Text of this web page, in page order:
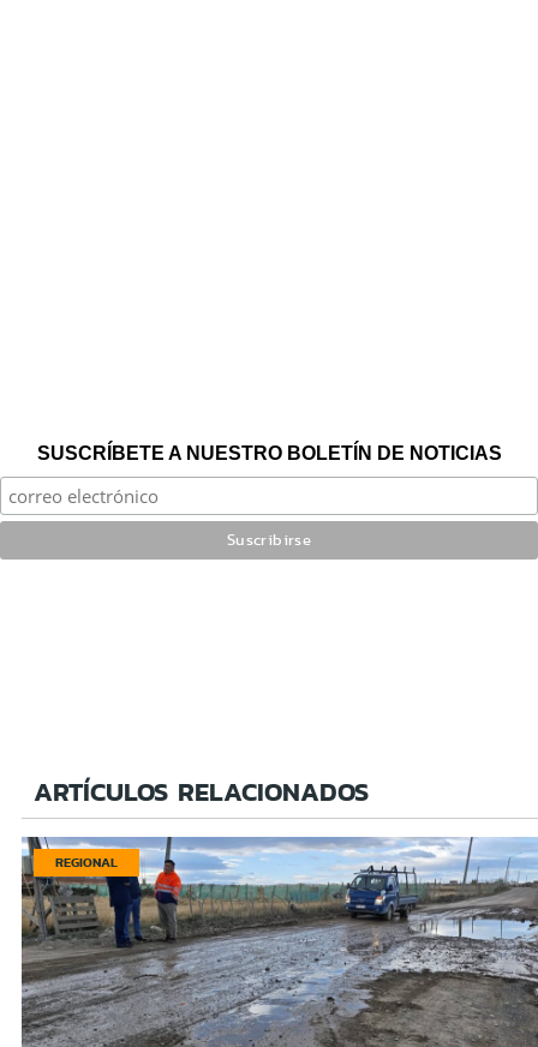
SUSCRÍBETE A NUESTRO BOLETÍN DE NOTICIAS
ARTÍCULOS RELACIONADOS
REGIONAL